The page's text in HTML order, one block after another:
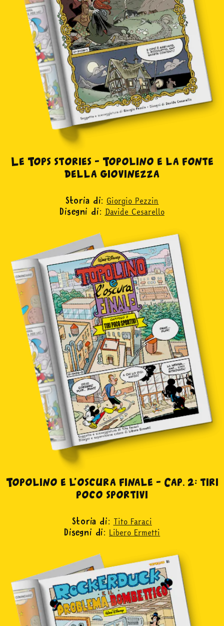
in edicola
mondo fumetto
news & eventi
Cerca
abbonati
acquista
Facebook
Instagram
Twitter
Le Tops stories – Topolino e la fonte
della giovinezza
Storia di: Giorgio Pezzin
Disegni di: Davide Cesarello
Topolino e l’oscura finale – Cap. 2: tiri
poco sportivi
Storia di: Tito Faraci
Disegni di: Libero Ermetti